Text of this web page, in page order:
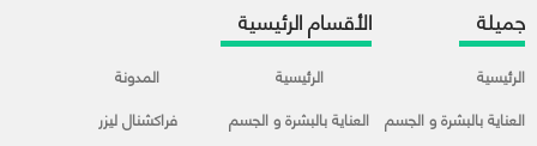
جميلة
الرئيسية
العناية بالبشرة و الجسم
الأقسام الرئيسية
الرئيسية
المدونة
العناية بالبشرة و الجسم
فراكشنال ليزر